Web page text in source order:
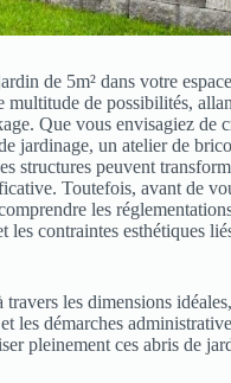
de 5m² dans votre espace
multitude de possibilités,
Que vous envisagiez de
jardinage, un atelier de
structures peuvent
Toutefois, avant de
les
les contraintes esthétiques
les dimensions
les démarches
pleinement ces abris de